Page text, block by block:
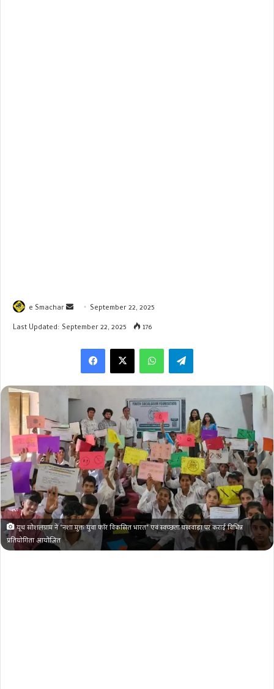
e Smachar
Send
an
September 22, 2025
Last Updated: September 22, 2025
176
WhatsAppTelegram
यूथ सोशलग्राम ने "नशा मुक्त युवा फॉर विकसित भारत" एवं स्वच्छता पखवाड़ा पर कराई विभिन्न
प्रतियोगिता आयोजित